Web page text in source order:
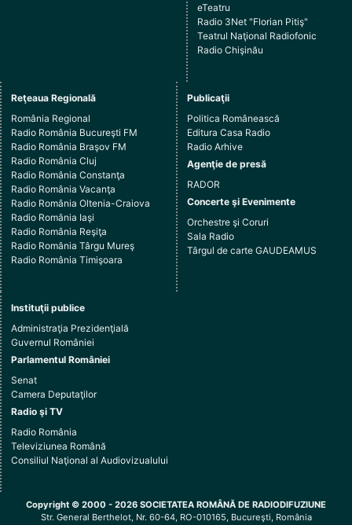
eTeatru
Radio 3Net "Florian Pitiş"
Teatrul Naţional Radiofonic
Radio Chişinău
Reţeaua Regională
România Regional
Radio România Bucureşti FM
Radio România Braşov FM
Radio România Cluj
Radio România Constanţa
Radio România Vacanţa
Radio România Oltenia-Craiova
Radio România Iaşi
Radio România Reşiţa
Radio România Târgu Mureş
Radio România Timişoara
Publicaţii
Politica Românească
Editura Casa Radio
Radio Arhive
Agenţie de presă
RADOR
Concerte şi Evenimente
Orchestre şi Coruri
Sala Radio
Târgul de carte GAUDEAMUS
Instituţii publice
Administraţia Prezidenţială
Guvernul României
Parlamentul României
Senat
Camera Deputaţilor
Radio şi TV
Radio România
Televiziunea Română
Consiliul Naţional al Audiovizualului
Copyright © 2000 - 2026 SOCIETATEA ROMÂNĂ DE RADIODIFUZIUNE
Str. General Berthelot, Nr. 60-64, RO-010165, Bucureşti, România